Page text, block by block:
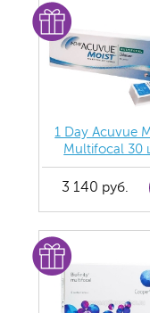
1 Day Acuvue
Multifocal 30
3 140 руб.